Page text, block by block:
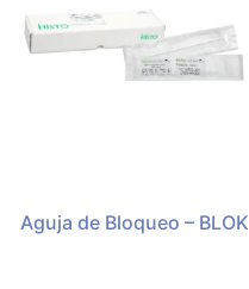
Aguja de Bloqueo – BLOK